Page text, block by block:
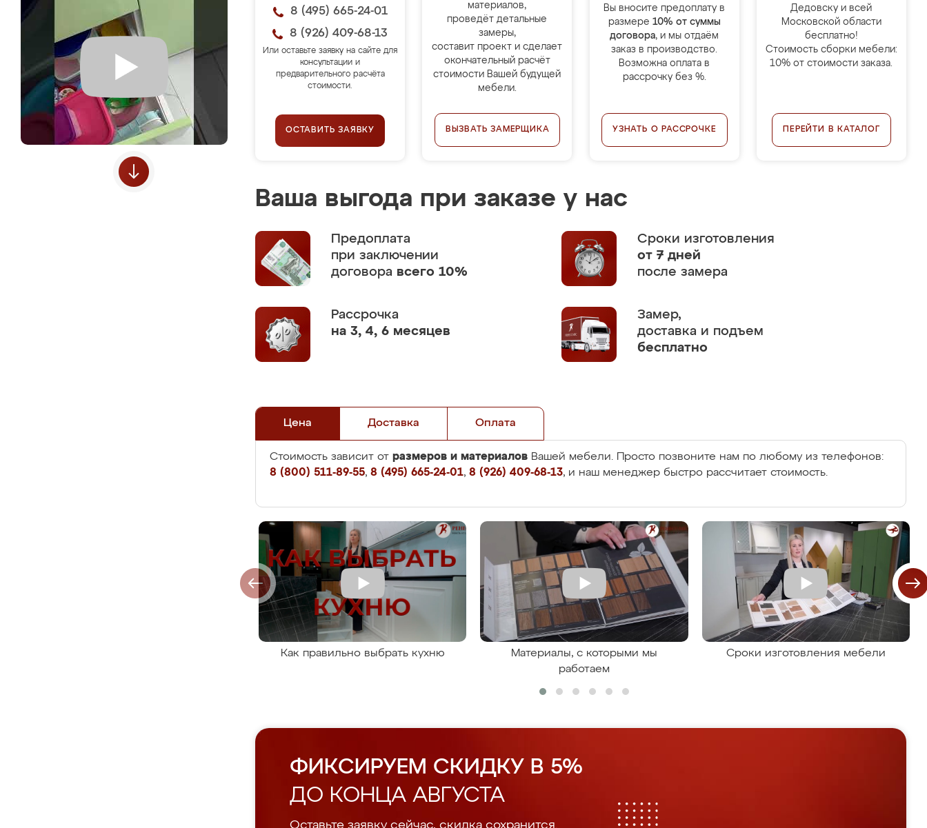
8 (495) 665-24-01
8 (926) 409-68-13
Или оставьте заявку на сайте для
консультации и
предварительного расчёта
стоимости.
ОСТАВИТЬ ЗАЯВКУ
материалов,
проведёт детальные
замеры,
составит проект и сделает
окончательный расчёт
стоимости Вашей будущей
мебели.
ВЫЗВАТЬ ЗАМЕРЩИКА
Вы вносите предоплату в
размере 10% от суммы
договора, и мы отдаём
заказ в производство.
Возможна оплата в
рассрочку без %.
УЗНАТЬ О РАССРОЧКЕ
Дедовску и всей
Московской области
бесплатно!
Стоимость сборки мебели:
10% от стоимости заказа.
ПЕРЕЙТИ В КАТАЛОГ
Ваша выгода при заказе у нас
Предоплата
при заключении
договора всего 10%
Сроки изготовления
от 7 дней
после замера
Рассрочка
на 3, 4, 6 месяцев
Замер,
доставка и подъем
бесплатно
Цена Доставка Оплата
Стоимость зависит от размеров и материалов Вашей мебели. Просто позвоните нам по любому из телефонов:
8 (800) 511-89-55, 8 (495) 665-24-01, 8 (926) 409-68-13, и наш менеджер быстро рассчитает стоимость.
Как правильно выбрать кухню
Материалы, с которыми мы
работаем
Сроки изготовления мебели
ФИКСИРУЕМ СКИДКУ В 5%
ДО КОНЦА АВГУСТА
Оставьте заявку сейчас, скидка сохранится.